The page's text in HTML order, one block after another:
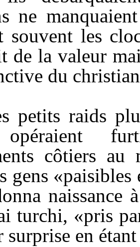
ne
souvent les
de la valeur
du
petits raids
opéraient
côtiers
gens
naissance
turchi, «pris
surprise en